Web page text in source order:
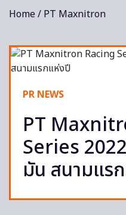
Home/ PT Maxnitron
PR NEWS
PT
Series
มัน สนามแร